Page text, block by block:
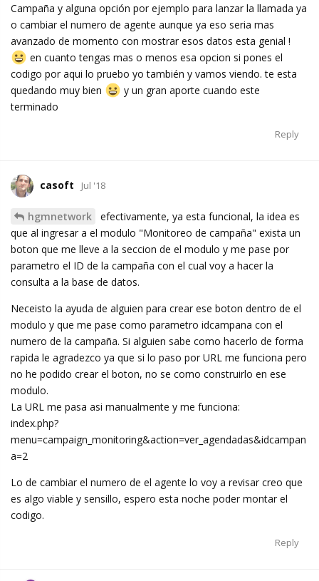
Campaña y alguna opción por ejemplo para lanzar la llamada ya
o cambiar el numero de agente aunque ya eso seria mas
avanzado de momento con mostrar esos datos esta genial !
en cuanto tengas mas o menos esa opcion si pones el
codigo por aqui lo pruebo yo también y vamos viendo. te esta
quedando muy bien
y un gran aporte cuando este
terminado
Reply
casoft Jul '18
hgmnetwork
efectivamente, ya esta funcional, la idea es
que al ingresar a el modulo "Monitoreo de campaña" exista un
boton que me lleve a la seccion de el modulo y me pase por
parametro el ID de la campaña con el cual voy a hacer la
consulta a la base de datos.
Neceisto la ayuda de alguien para crear ese boton dentro de el
modulo y que me pase como parametro idcampana con el
numero de la campaña. Si alguien sabe como hacerlo de forma
rapida le agradezco ya que si lo paso por URL me funciona pero
no he podido crear el boton, no se como construirlo en ese
modulo.
La URL me pasa asi manualmente y me funciona:
index.php?
menu=campaign_monitoring&action=ver_agendadas&idcampan
a=2
Lo de cambiar el numero de el agente lo voy a revisar creo que
es algo viable y sensillo, espero esta noche poder montar el
codigo.
Reply